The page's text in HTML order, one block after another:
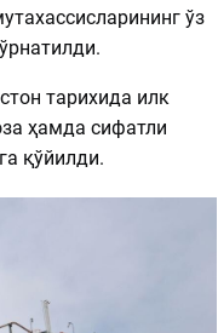
ўз
тарихида илк
ҳамда сифатли
қўйилди.